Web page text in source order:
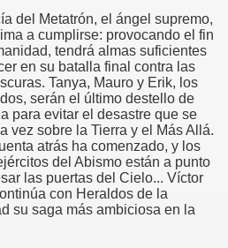
del Metatrón, el ángel supremo,
a cumplirse: provocando el fin
tendrá almas suficientes
en su batalla final contra las
Tanya, Mauro y Erik, los
serán el último destello de
para evitar el desastre que se
vez sobre la Tierra y el Más Allá.
atrás ha comenzado, y los
del Abismo están a punto
las puertas del Cielo... Víctor
con Heraldos de la
su saga más ambiciosa en la